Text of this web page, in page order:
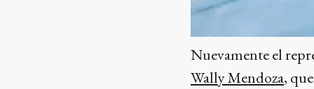
Nuevamente el
Wally Mendoza,